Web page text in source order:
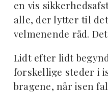
en vis
alle, der lytter til
velmenende råd.
Lidt efter lidt
forskellige steder i
bragene, når isen